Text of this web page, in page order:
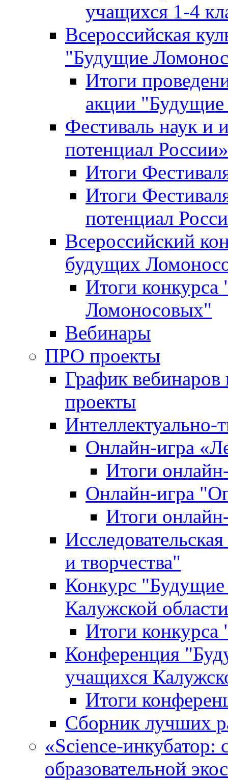
учащихся 1-4
Всероссийская
"Будущие
Итоги
акции
Фестиваль наук и
потенциал России»
Итоги
Итоги
потенциал
Всероссийский
будущих
Итоги
Ломоносовых"
Вебинары
ПРО проекты
График
проекты
Интеллектуально-
Онлайн-игра
Итоги
Онлайн-игра
Итоги
и творчества"
Конкурс
Калужской области
Итоги
Конференция
учащихся
Итоги
Сборник лучших
«Science-инкубатор:
образовательной